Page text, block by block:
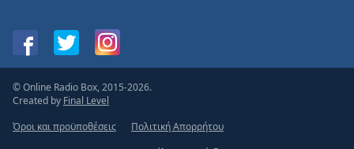
© Online Radio Box, 2015-2026.
Created by Final Level
Όροι και προϋποθέσεις
Πολιτική Απορρήτου